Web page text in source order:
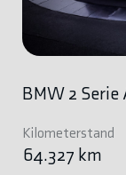
BMW 2 Serie
Kilometerstand
64.327 km